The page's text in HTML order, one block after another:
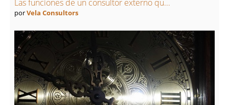
Las funciones de un consultor externo qu...
porVela Consultors